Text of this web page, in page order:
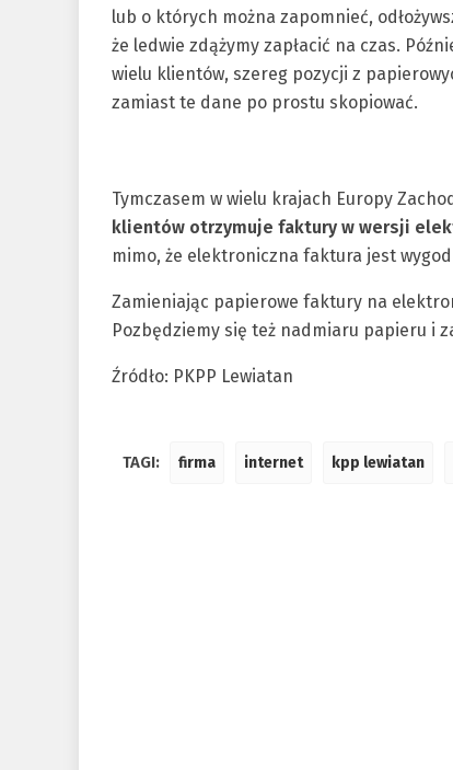
lub o których można zapomnieć,
że ledwie zdążymy zapłacić na czas.
wielu klientów, szereg pozycji z
zamiast te dane po prostu skopiować.
Tymczasem w wielu krajach Europy
klientów otrzymuje faktury w wersji
mimo, że elektroniczna faktura jest
Zamieniając papierowe faktury na
Pozbędziemy się też nadmiaru papieru i
Źródło: PKPP Lewiatan
TAGI: firma internet kpp lewiatan